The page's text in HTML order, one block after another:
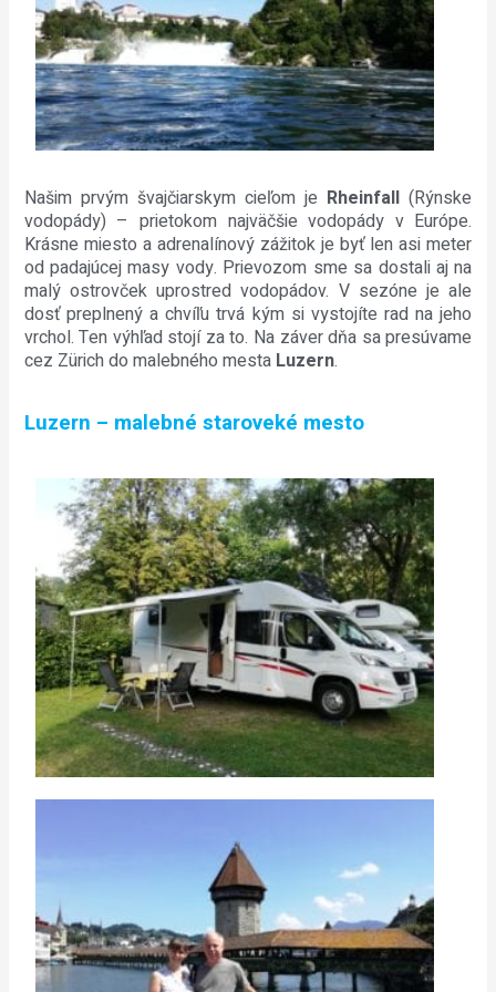
Našim prvým švajčiarskym cieľom je Rheinfall (Rýnske
vodopády) – prietokom najväčšie vodopády v Európe.
Krásne miesto a adrenalínový zážitok je byť len asi meter
od padajúcej masy vody. Prievozom sme sa dostali aj na
malý ostrovček uprostred vodopádov. V sezóne je ale
dosť preplnený a chvíľu trvá kým si vystojíte rad na jeho
vrchol. Ten výhľad stojí za to. Na záver dňa sa presúvame
cez Zürich do malebného mesta Luzern.
Luzern – malebné staroveké mesto